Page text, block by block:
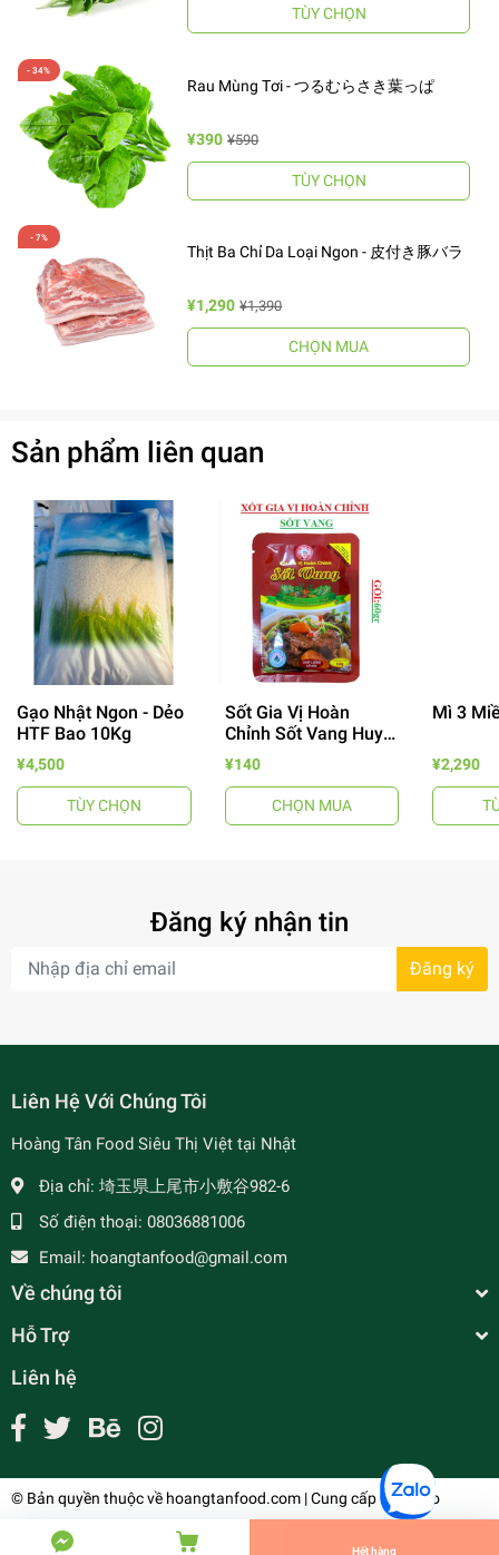
TÙY CHỌN
- 34%
Rau Mùng Tơi - つるむらさき葉っぱ
¥390 ¥590
TÙY CHỌN
- 7%
Thịt Ba Chỉ Da Loại Ngon - 皮付き豚バラ
¥1,290 ¥1,390
CHỌN MUA
Sản phẩm liên quan
Gạo Nhật Ngon - Dẻo
HTF Bao 10Kg
¥4,500
TÙY CHỌN
Sốt Gia Vị Hoàn
Chỉnh Sốt Vang Huy
Tuấn
¥140
CHỌN MUA
Mì 3
¥2,290
Đăng ký nhận tin
Đăng ký
Liên Hệ Với Chúng Tôi
Hoàng Tân Food Siêu Thị Việt tại Nhật
Địa chỉ: 埼玉県上尾市小敷谷982-6
Số điện thoại: 08036881006
Email: hoangtanfood@gmail.com
Về chúng tôi
Hỗ Trợ
Liên hệ
© Bản quyền thuộc về hoangtanfood.com | Cung cấp bởiSapo
undefined
Tiến Hành Thanh Toán
Hết hàng